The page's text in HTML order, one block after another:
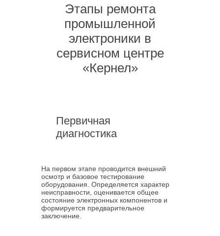
Этапы ремонта
промышленной
электроники в
сервисном центре
«Кернел»
Первичная
диагностика
На первом этапе проводится внешний
осмотр и базовое тестирование
оборудования. Определяется характер
неисправности, оценивается общее
состояние электронных компонентов и
формируется предварительное
заключение.